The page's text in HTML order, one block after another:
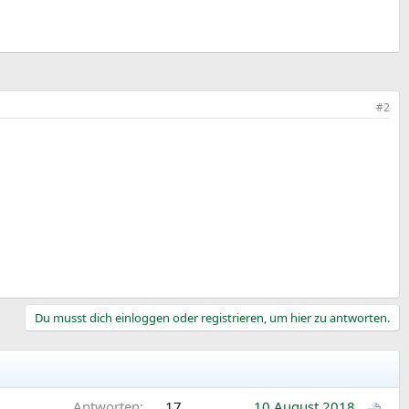
#2
Du musst dich einloggen oder registrieren, um hier zu antworten.